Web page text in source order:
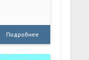
Подробнее